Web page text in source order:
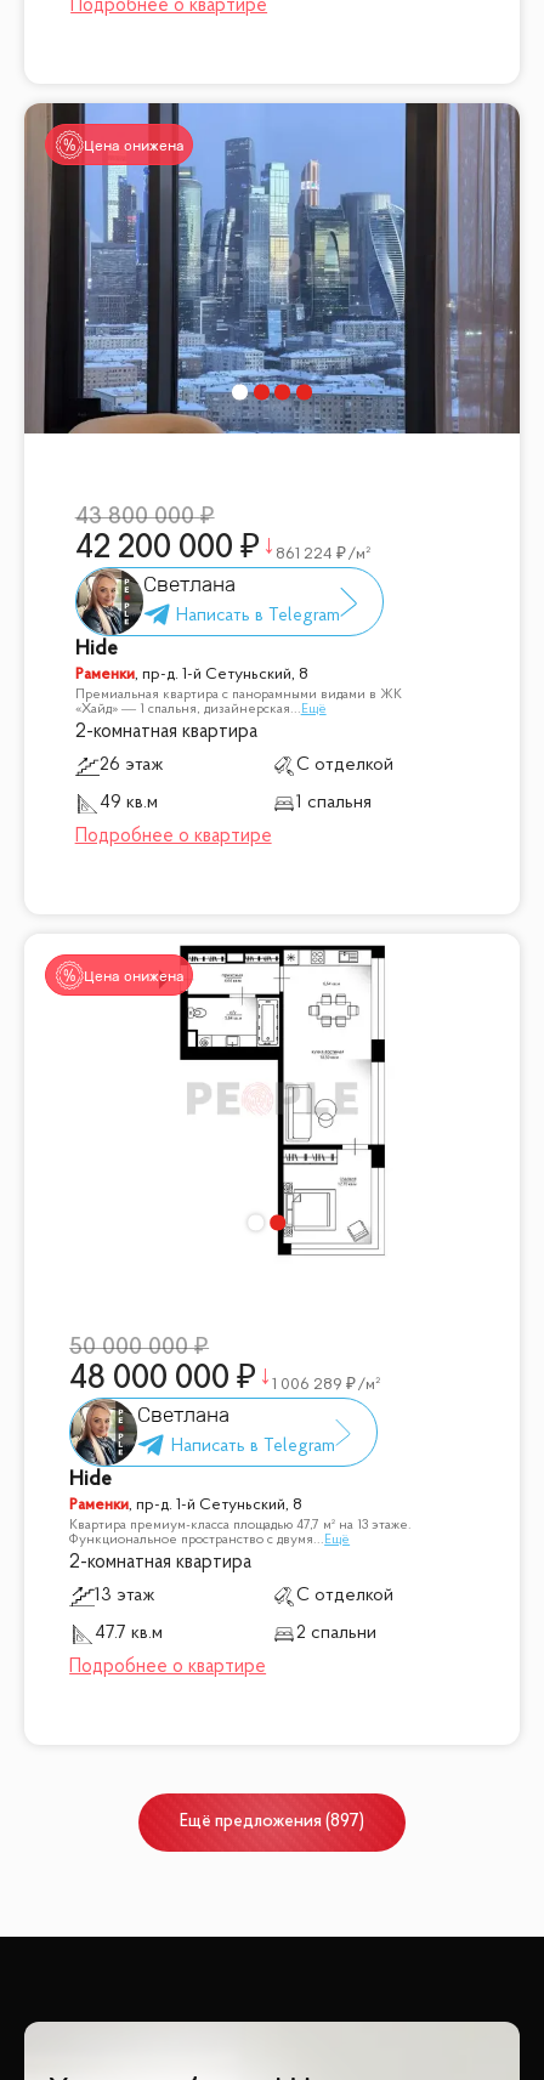
Цена снижена
43 800 000
42 200 000 861 224 /м²
Светлана
Hide
Раменки, пр-д. 1-й Сетуньский, 8
Премиальная квартира с панорамными видами в ЖК
«Хайд» — 1 спальня, дизайнерская... Ещё
2-комнатная квартира
26 этаж
С отделкой
49 кв.м
1 спальня
Цена снижена
50 000 000
48 000 000 1 006 289 /м²
Светлана
Hide
Раменки,пр-д. 1-й Сетуньский, 8
Квартира премиум-класса площадью 47,7 м² на 13 этаже.
Функциональное пространство с двумя... Ещё
2-комнатная квартира
13 этаж
С отделкой
47.7 кв.м
2 спальни
Ещё предложения (897)